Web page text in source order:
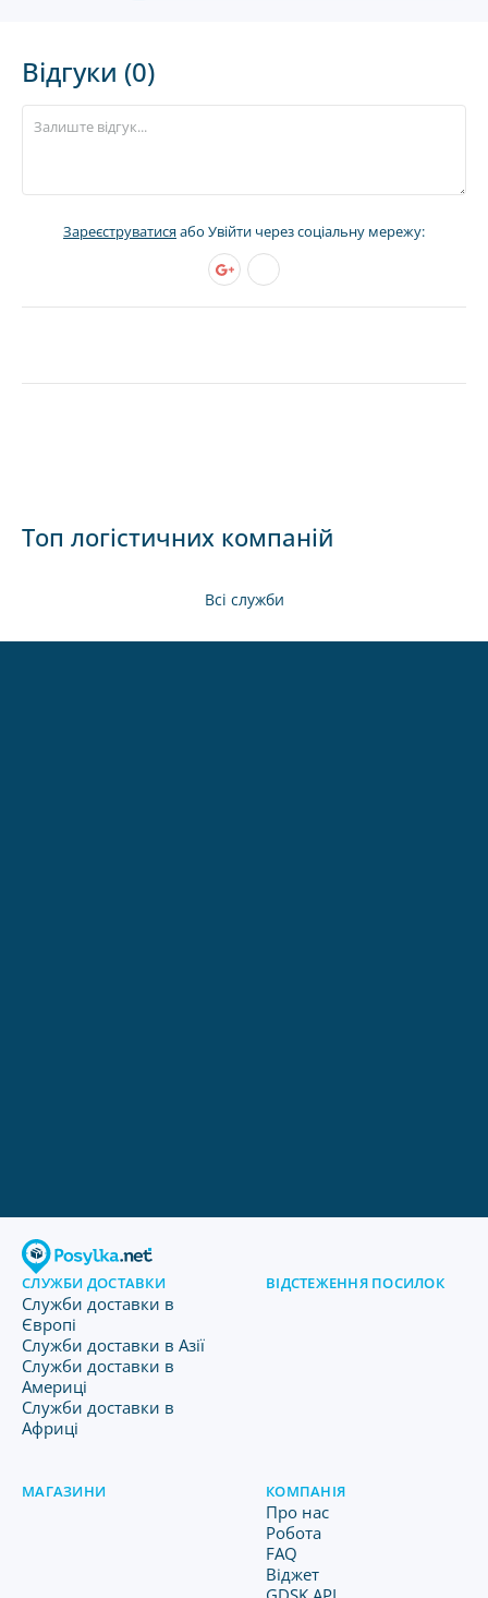
Відгуки (0)
Зареєструватисяабо Увійти через соціальну мережу:
Топ логістичних компаній
Всі служби
СЛУЖБИ ДОСТАВКИ
Служби доставки в
Європі
Служби доставки в Азії
Служби доставки в
Америці
Служби доставки в
Африці
ВІДСТЕЖЕННЯ ПОСИЛОК
МАГАЗИНИ КОМПАНІЯ
Про нас
Робота
FAQ
Віджет